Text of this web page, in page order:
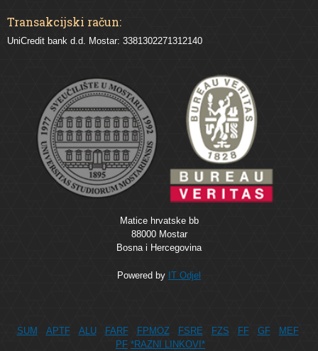
Transakcijski račun:
UniCredit bank d.d. Mostar: 3381302271312140
Matice hrvatske bb
88000 Mostar
Bosna i Hercegovina
Powered by IT Odjel
SUM APTF ALU FARF FPMOZ FSRE FZS FF GF
MEF
PF *RAZNI LINKOVI*